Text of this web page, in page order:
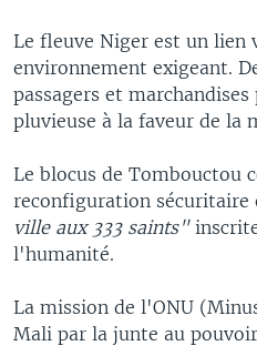
Le fleuve Niger est un lien
environnement exigeant.
passagers et
pluvieuse à la faveur de la
Le blocus de Tombouctou
reconfiguration sécuritaire
ville aux 333 saints"
l'humanité.
La mission de l'ONU
Mali par la junte au